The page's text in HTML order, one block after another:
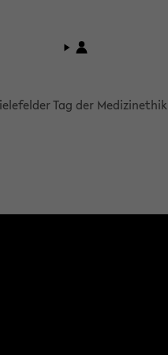
Tag der Me­di­zi­n­ethik